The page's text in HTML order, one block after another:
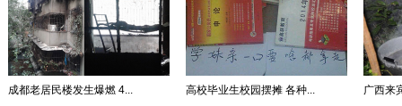
成都老居民楼发生爆燃 4... 高校毕业生校园摆摊 各种... 广西来